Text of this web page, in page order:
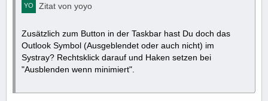
Zitat von yoyo
Zusätzlich zum Button in der Taskbar hast Du doch das
Outlook Symbol (Ausgeblendet oder auch nicht) im
Systray? Rechtsklick darauf und Haken setzen bei
"Ausblenden wenn minimiert".